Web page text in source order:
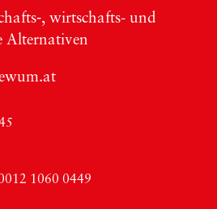
wirt­schafts- und
Alter­na­ti­ven
1060 0449